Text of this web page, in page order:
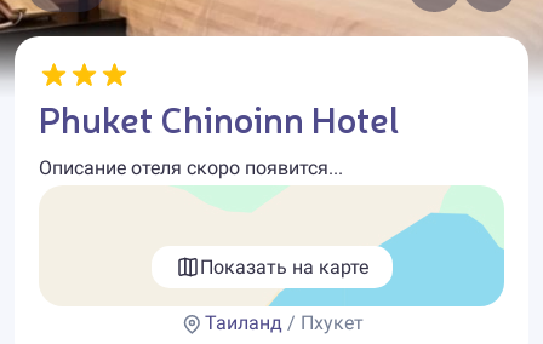
Phuket Chinoinn Hotel
Описание отеля скоро появится...
Показать на карте
Таиланд / Пхукет